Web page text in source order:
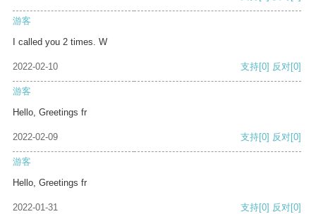
游客
I called you 2 times. W
2022-02-10 支持[0] 反对[0]
游客
Hello, Greetings fr
2022-02-09 支持[0] 反对[0]
游客
Hello, Greetings fr
2022-01-31 支持[0] 反对[0]